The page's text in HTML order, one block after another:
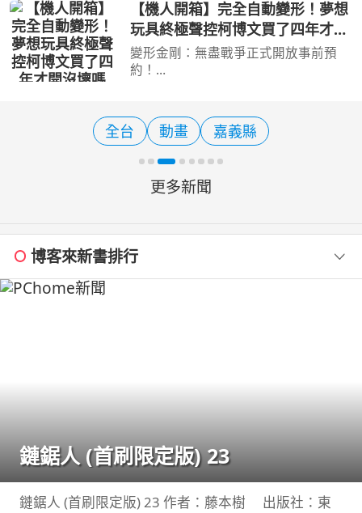
子旅遊新亮點，走訪白蘭氏健康博物
館、台灣玻璃館，再一路
【機人開箱】完全自動變形！夢想
玩具終極聲控柯博文買了四年才開
沒壞嗎Mr.Joe Hobby.tv - 密斯特
喬
變形金剛：無盡戰爭正式開放事前預
約！
前預約，就有機會抽中超狂大獎！ 樂
森聲控柯博文收藏級模型 價值約
US699！約新台幣 2 萬
全台 動畫 嘉義縣
更多新聞
博客來新書排行
鏈鋸人 (首刷限定版) 23
鏈鋸人 (首刷限定版) 23 作者：藤本樹 出版社：東